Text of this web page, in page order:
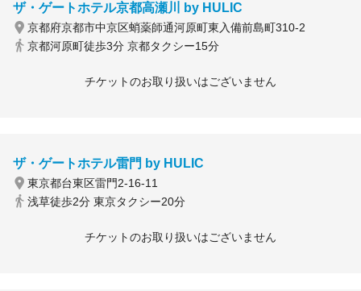
ザ・ゲートホテル京都高瀬川 by HULIC
京都府京都市中京区蛸薬師通河原町東入備前島町310-2
京都河原町徒歩3分 京都タクシー15分
チケットのお取り扱いはございません
ザ・ゲートホテル雷門 by HULIC
東京都台東区雷門2-16-11
浅草徒歩2分 東京タクシー20分
チケットのお取り扱いはございません